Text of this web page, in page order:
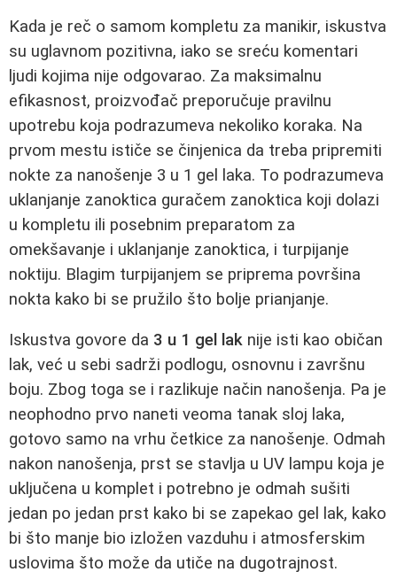
Kada je reč o samom kompletu za manikir, iskustva
su uglavnom pozitivna, iako se sreću komentari
ljudi kojima nije odgovarao. Za maksimalnu
efikasnost, proizvođač preporučuje pravilnu
upotrebu koja podrazumeva nekoliko koraka. Na
prvom mestu ističe se činjenica da treba pripremiti
nokte za nanošenje 3 u 1 gel laka. To podrazumeva
uklanjanje zanoktica guračem zanoktica koji dolazi
u kompletu ili posebnim preparatom za
omekšavanje i uklanjanje zanoktica, i turpijanje
noktiju. Blagim turpijanjem se priprema površina
nokta kako bi se pružilo što bolje prianjanje.
Iskustva govore da 3 u 1 gel lak nije isti kao običan
lak, već u sebi sadrži podlogu, osnovnu i završnu
boju. Zbog toga se i razlikuje način nanošenja. Pa je
neophodno prvo naneti veoma tanak sloj laka,
gotovo samo na vrhu četkice za nanošenje. Odmah
nakon nanošenja, prst se stavlja u UV lampu koja je
uključena u komplet i potrebno je odmah sušiti
jedan po jedan prst kako bi se zapekao gel lak, kako
bi što manje bio izložen vazduhu i atmosferskim
uslovima što može da utiče na dugotrajnost.